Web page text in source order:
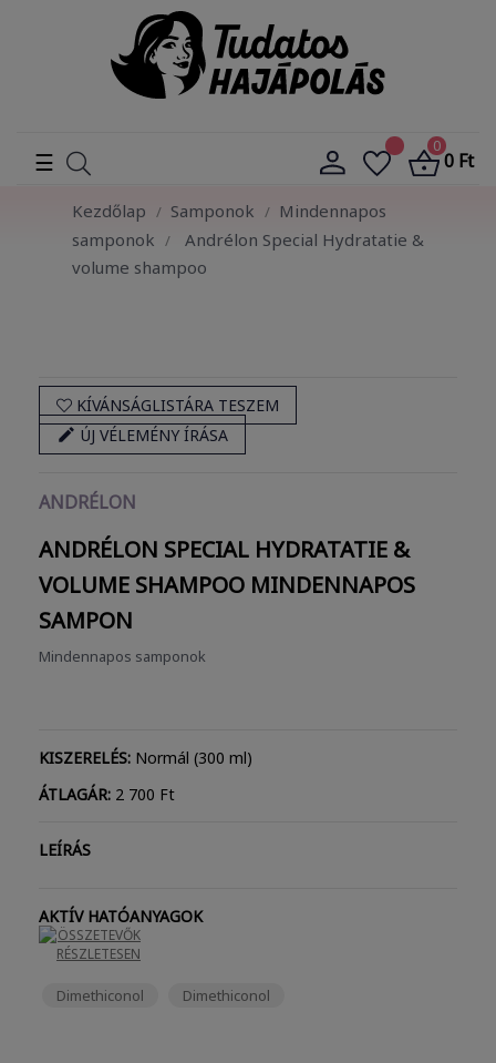
0
0 Ft
Toggle
navigation
☰
Kezdőlap Samponok
Mindennapos
samponok
Andrélon Special Hydratatie &
volume shampoo
KÍVÁNSÁGLISTÁRA TESZEM
 ÚJ VÉLEMÉNY ÍRÁSA
ANDRÉLON
ANDRÉLON SPECIAL HYDRATATIE &
VOLUME SHAMPOO MINDENNAPOS
SAMPON
Mindennapos samponok
KISZERELÉS: Normál (300 ml)
ÁTLAGÁR: 2 700 Ft
LEÍRÁS
AKTÍV HATÓANYAGOK
ÖSSZETEVŐK
RÉSZLETESEN
Dimethiconol Dimethiconol